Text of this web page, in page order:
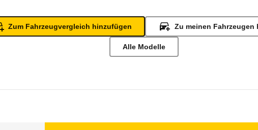
Zum Fahrzeugvergleich hinzufügen Zu meinen Fahrzeugen
Alle Modelle